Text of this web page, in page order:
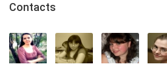
Сontacts